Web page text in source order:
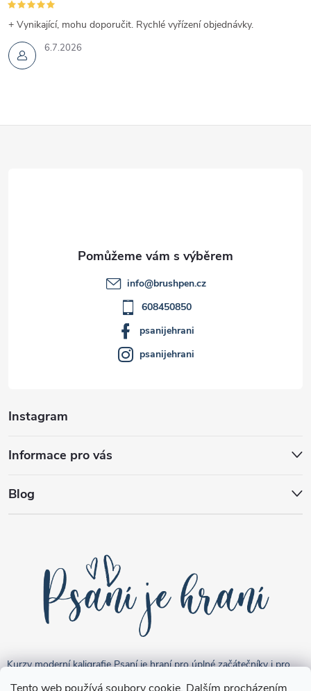
6.7.2026
+ Vynikající, mohu doporučit. Rychlé vyřízení objednávky.
Instagram
Informace pro vás
Blog
info@brushpen.cz
608450850
psanijehrani
psanijehrani
Kurzy moderní kaligrafie Psaní je hraní pro úplné začátečníky i pro
pokročilejší "kreativce".